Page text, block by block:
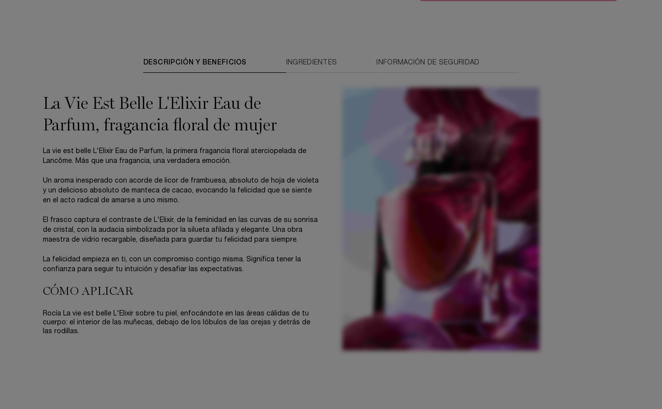
DESCRIPCIÓN Y BENEFICIOS INGREDIENTES INFORMACIÓN DE SEGURIDAD
La Vie Est Belle L'Elixir Eau de
Parfum, fragancia floral de mujer
La vie est belle L'Elixir Eau de Parfum, la primera fragancia floral aterciopelada de
Lancôme. Más que una fragancia, una verdadera emoción. ​
Un aroma inesperado con acorde de licor de frambuesa, absoluto de hoja de violeta
y un delicioso absoluto de manteca de cacao, evocando la felicidad que se siente
en el acto radical de amarse a uno mismo.​
​ El frasco captura el contraste de L'Elixir, de la feminidad en las curvas de su sonrisa
de cristal, con la audacia simbolizada por la silueta afilada y elegante. Una obra
maestra de vidrio recargable, diseñada para guardar tu felicidad para siempre.​
La felicidad empieza en ti, con un compromiso contigo misma. Significa tener la
confianza para seguir tu intuición y desafiar las expectativas.​
CÓMO APLICAR
Rocía La vie est belle L'Elixir sobre tu piel, enfocándote en las áreas cálidas de tu
cuerpo: el interior de las muñecas, debajo de los lóbulos de las orejas y detrás de
las rodillas.